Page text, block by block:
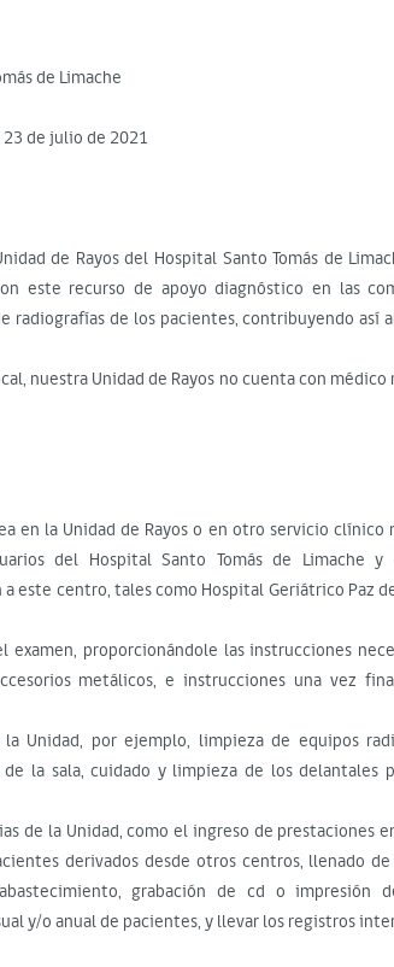
de Limache
de julio de 2021
de Rayos del Hospital Santo Tomás de
este recurso de apoyo diagnóstico en las
radiografías de los pacientes, contribuyendo así
nuestra Unidad de Rayos no cuenta con médico
en la Unidad de Rayos o en otro servicio clínico
del Hospital Santo Tomás de Limache y
este centro, tales como Hospital Geriátrico Paz
proporcionándole las instrucciones
metálicos, e instrucciones una vez
Unidad, por ejemplo, limpieza de equipos
la sala, cuidado y limpieza de los delantales
de la Unidad, como el ingreso de prestaciones
derivados desde otros centros, llenado de
grabación de cd o impresión
y/o anual de pacientes, y llevar los registros